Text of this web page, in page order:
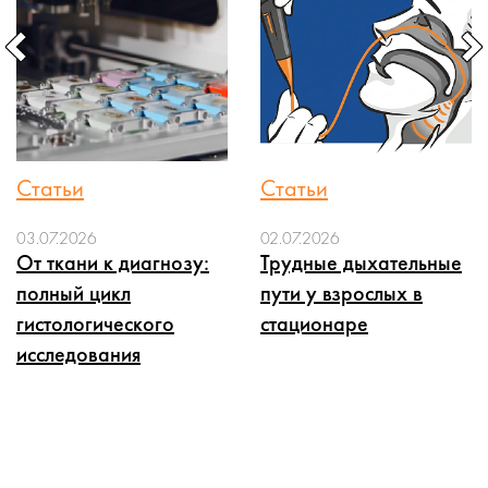
Статьи
03.07.2026
От ткани к диагнозу:
полный цикл
гистологического
исследования
Статьи
02.07.2026
Трудные дыхательные
пути у взрослых в
стационаре